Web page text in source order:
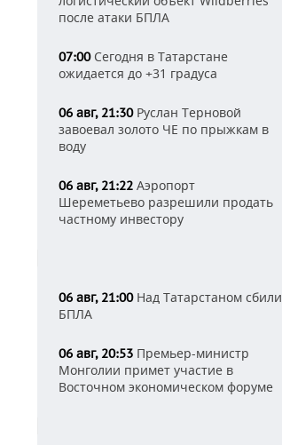
после атаки БПЛА
07:00Сегодня в Татарстане
ожидается до +31 градуса
06 авг, 21:30Руслан Терновой
завоевал золото ЧЕ по прыжкам в
воду
06 авг, 21:22 Аэропорт
Шереметьево разрешили продать
частному инвестору
06 авг, 21:00Над Татарстаном сбили
БПЛА
06 авг, 20:53 Премьер-министр
Монголии примет участие в
Восточном экономическом форуме